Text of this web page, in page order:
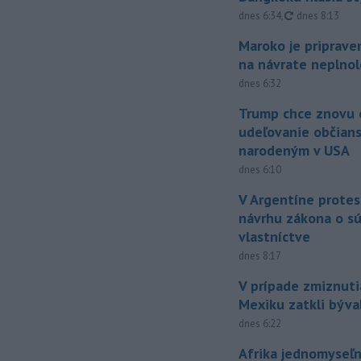
dnes 6:34, aktualizované
dnes 8:13
Maroko je
na návrate
dnes 6:32
Trump chce
udeľovanie
narodeným v USA
dnes 6:10
V Argentíne
návrhu zákona o
vlastníctve
dnes 8:17
V prípade
Mexiku zatkli
dnes 6:22
Afrika